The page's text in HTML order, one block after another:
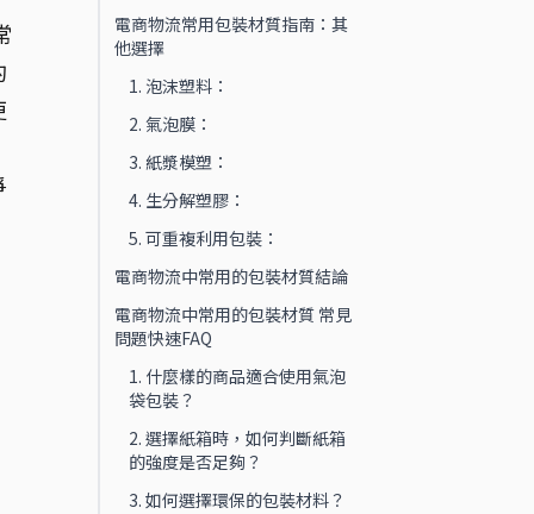
電商物流常用包裝材質指南：其
他選擇
1. 泡沫塑料：
2. 氣泡膜：
3. 紙漿模塑：
4. 生分解塑膠：
5. 可重複利用包裝：
電商物流中常用的包裝材質結論
電商物流中常用的包裝材質 常見
問題快速FAQ
1. 什麼樣的商品適合使用氣泡
袋包裝？
2. 選擇紙箱時，如何判斷紙箱
的強度是否足夠？
3. 如何選擇環保的包裝材料？